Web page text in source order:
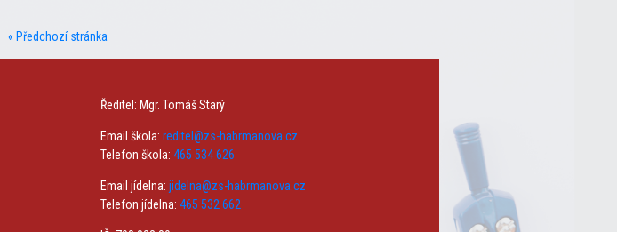
« Předchozí stránka
Ředitel: Mgr. Tomáš Starý
Email škola: reditel@zs-habrmanova.cz
Telefon škola: 465 534 626
Email jídelna: jidelna@zs-habrmanova.cz
Telefon jídelna: 465 532 662